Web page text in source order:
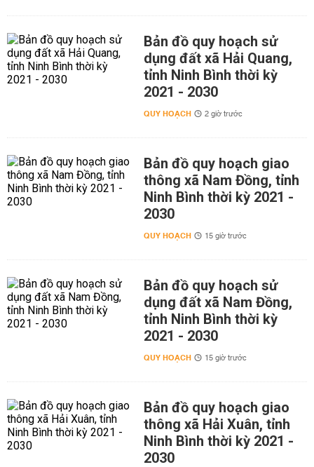
Bản đồ quy hoạch sử
dụng đất xã Hải Quang,
tỉnh Ninh Bình thời kỳ
2021 - 2030
QUY HOẠCH 2 giờ trước
Bản đồ quy hoạch giao
thông xã Nam Đồng, tỉnh
Ninh Bình thời kỳ 2021 -
2030
QUY HOẠCH 15 giờ trước
Bản đồ quy hoạch sử
dụng đất xã Nam Đồng,
tỉnh Ninh Bình thời kỳ
2021 - 2030
QUY HOẠCH 15 giờ trước
Bản đồ quy hoạch giao
thông xã Hải Xuân, tỉnh
Ninh Bình thời kỳ 2021 -
2030